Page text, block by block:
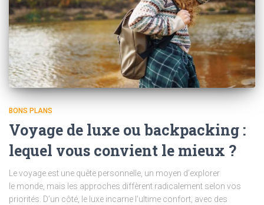
BONS PLANS
Voyage de luxe ou backpacking :
lequel vous convient le mieux ?
Le voyage est une quête personnelle, un moyen d’explorer
le monde, mais les approches diffèrent radicalement selon vos
priorités. D’un côté, le luxe incarne l’ultime confort, avec des